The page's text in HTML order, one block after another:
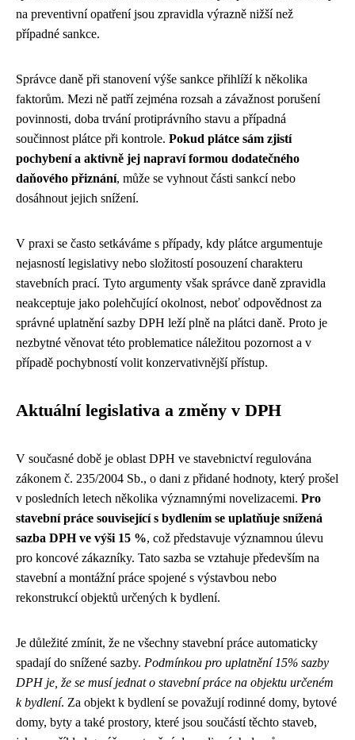
na preventivní opatření jsou zpravidla výrazně nižší než
případné sankce.
Správce daně při stanovení výše sankce přihlíží k několika
faktorům. Mezi ně patří zejména rozsah a závažnost porušení
povinnosti, doba trvání protiprávního stavu a případná
součinnost plátce při kontrole. Pokud plátce sám zjistí
pochybení a aktivně jej napraví formou dodatečného
daňového přiznání, může se vyhnout části sankcí nebo
dosáhnout jejich snížení.
V praxi se často setkáváme s případy, kdy plátce argumentuje
nejasností legislativy nebo složitostí posouzení charakteru
stavebních prací. Tyto argumenty však správce daně zpravidla
neakceptuje jako polehčující okolnost, neboť odpovědnost za
správné uplatnění sazby DPH leží plně na plátci daně. Proto je
nezbytné věnovat této problematice náležitou pozornost a v
případě pochybností volit konzervativnější přístup.
Aktuální legislativa a změny v DPH
V současné době je oblast DPH ve stavebnictví regulována
zákonem č. 235/2004 Sb., o dani z přidané hodnoty, který prošel
v posledních letech několika významnými novelizacemi. Pro
stavební práce související s bydlením se uplatňuje snížená
sazba DPH ve výši 15 %, což představuje významnou úlevu
pro koncové zákazníky. Tato sazba se vztahuje především na
stavební a montážní práce spojené s výstavbou nebo
rekonstrukcí objektů určených k bydlení.
Je důležité zmínit, že ne všechny stavební práce automaticky
spadají do snížené sazby. Podmínkou pro uplatnění 15% sazby
DPH je, že se musí jednat o stavební práce na objektu určeném
k bydlení. Za objekt k bydlení se považují rodinné domy, bytové
domy, byty a také prostory, které jsou součástí těchto staveb,